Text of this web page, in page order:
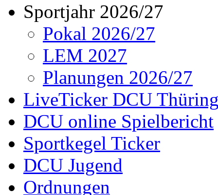
Sportjahr 2026/27
Pokal 2026/27
LEM 2027
Planungen 2026/27
LiveTicker DCU
DCU online Spielbericht
Sportkegel Ticker
DCU Jugend
Ordnungen